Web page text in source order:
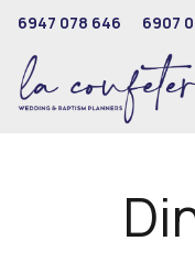
6947 078 646 6907